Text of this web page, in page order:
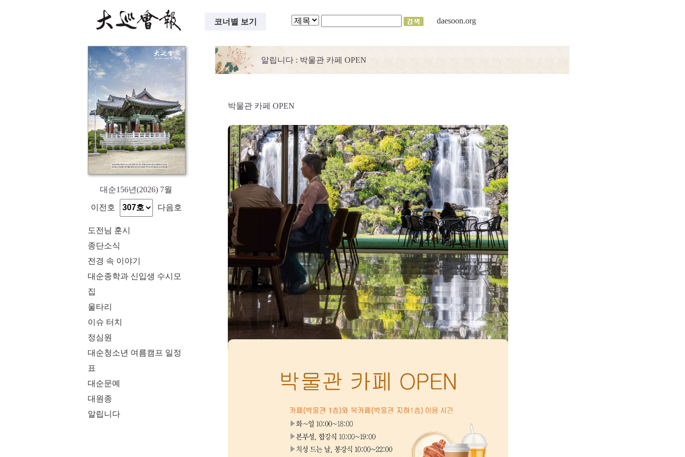
코너별 보기 daesoon.org
대순156년(2026) 7월
이전호 다음호
도전님 훈시
종단소식
전경 속 이야기
대순종학과 신입생 수시모
집
울타리
이슈 터치
정심원
대순청소년 여름캠프 일정
표
대순문예
대원종
알립니다
알립니다 : 박물관 카페 OPEN
박물관 카페 OPEN